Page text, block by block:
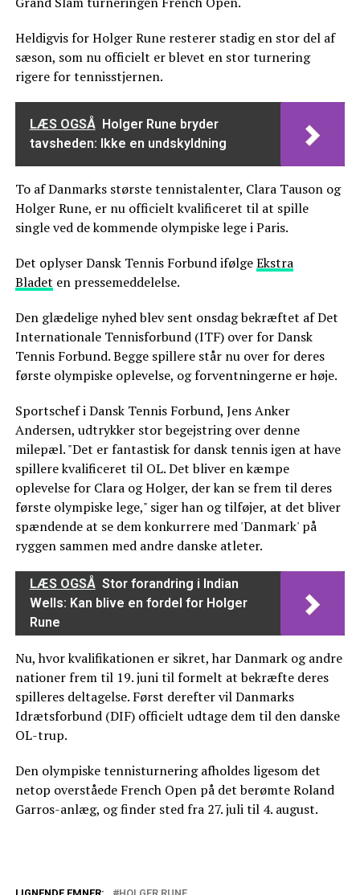
Heldigvis for Holger Rune resterer stadig en stor del af
sæson, som nu officielt er blevet en stor turnering
rigere for tennisstjernen.
LÆS OGSÅ Holger Rune bryder
tavsheden: Ikke en undskyldning
To af Danmarks største tennistalenter, Clara Tauson og
Holger Rune, er nu officielt kvalificeret til at spille
single ved de kommende olympiske lege i Paris.
Det oplyser Dansk Tennis Forbund ifølgeEkstra
Bladet en pressemeddelelse.
Den glædelige nyhed blev sent onsdag bekræftet af Det
Internationale Tennisforbund (ITF) over for Dansk
Tennis Forbund. Begge spillere står nu over for deres
første olympiske oplevelse, og forventningerne er høje.
Sportschef i Dansk Tennis Forbund, Jens Anker
Andersen, udtrykker stor begejstring over denne
milepæl. "Det er fantastisk for dansk tennis igen at have
spillere kvalificeret til OL. Det bliver en kæmpe
oplevelse for Clara og Holger, der kan se frem til deres
første olympiske lege," siger han og tilføjer, at det bliver
spændende at se dem konkurrere med 'Danmark' på
ryggen sammen med andre danske atleter.
LÆS OGSÅ Stor forandring i Indian
Wells: Kan blive en fordel for Holger
Rune
Nu, hvor kvalifikationen er sikret, har Danmark og andre
nationer frem til 19. juni til formelt at bekræfte deres
spilleres deltagelse. Først derefter vil Danmarks
Idrætsforbund (DIF) officielt udtage dem til den danske
OL-trup.
Den olympiske tennisturnering afholdes ligesom det
netop overståede French Open på det berømte Roland
Garros-anlæg, og finder sted fra 27. juli til 4. august.